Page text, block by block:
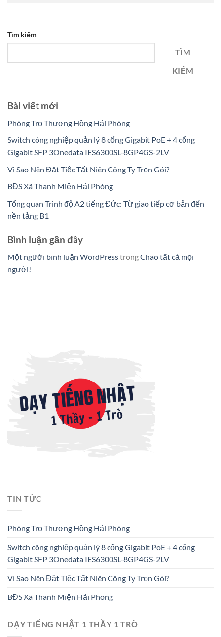
Tìm kiếm
TÌM
KIẾM
Bài viết mới
Phòng Trọ Thượng Hồng Hải Phòng
Switch công nghiệp quản lý 8 cổng Gigabit PoE + 4 cổng
Gigabit SFP 3Onedata IES6300SL-8GP4GS-2LV
Vì Sao Nên Đặt Tiệc Tất Niên Công Ty Trọn Gói?
BĐS Xã Thanh Miện Hải Phòng
Tổng quan Trình độ A2 tiếng Đức: Từ giao tiếp cơ bản đến
nền tảng B1
Bình luận gần đây
Một người bình luận WordPresstrongChào tất cả mọi
người!
TIN TỨC
Phòng Trọ Thượng Hồng Hải Phòng
Switch công nghiệp quản lý 8 cổng Gigabit PoE + 4 cổng
Gigabit SFP 3Onedata IES6300SL-8GP4GS-2LV
Vì Sao Nên Đặt Tiệc Tất Niên Công Ty Trọn Gói?
BĐS Xã Thanh Miện Hải Phòng
DẠY TIẾNG NHẬT 1 THẦY 1 TRÒ